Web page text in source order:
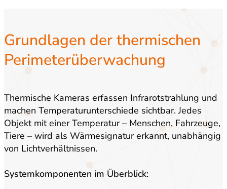
Grundlagen der thermischen
Perimeterüberwachung
Thermische Kameras erfassen Infrarotstrahlung und
machen Temperaturunterschiede sichtbar. Jedes
Objekt mit einer Temperatur – Menschen, Fahrzeuge,
Tiere – wird als Wärmesignatur erkannt, unabhängig
von Lichtverhältnissen.
Systemkomponenten im Überblick: